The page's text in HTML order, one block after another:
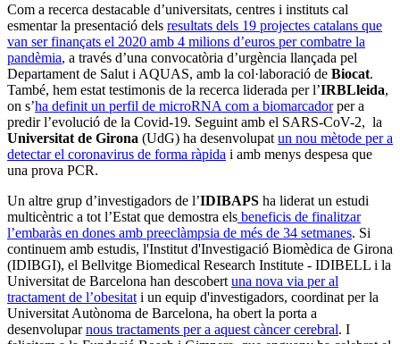
Com a recerca destacable d’universitats, centres i instituts cal
esmentar la presentació dels resultats dels 19 projectes catalans que
van ser finançats el 2020 amb 4 milions d’euros per combatre la
pandèmia, a través d’una convocatòria d’urgència llançada pel
Departament de Salut i AQUAS, amb la col·laboració de Biocat.
També, hem estat testimonis de la recerca liderada per l’IRBLleida,
on s’ha definit un perfil de microRNA com a biomarcadorper a
predir l’evolució de la Covid-19. Seguint amb el SARS-CoV-2, la
Universitat de Girona (UdG) ha desenvolupat un nou mètode per a
detectar el coronavirus de forma ràpida i amb menys despesa que
una prova PCR.
Un altre grup d’investigadors de l’IDIBAPS ha liderat un estudi
multicèntric a tot l’Estat que demostra els beneficis de finalitzar
l’embaràs en dones amb preeclàmpsia de més de 34 setmanes. Si
continuem amb estudis, l'Institut d'Investigació Biomèdica de Girona
(IDIBGI), el Bellvitge Biomedical Research Institute - IDIBELL i la
Universitat de Barcelona han descobert una nova via per al
tractament de l’obesitat i un equip d'investigadors, coordinat per la
Universitat Autònoma de Barcelona, ha obert la porta a
desenvoluparnous tractaments per a aquest càncer cerebral. I